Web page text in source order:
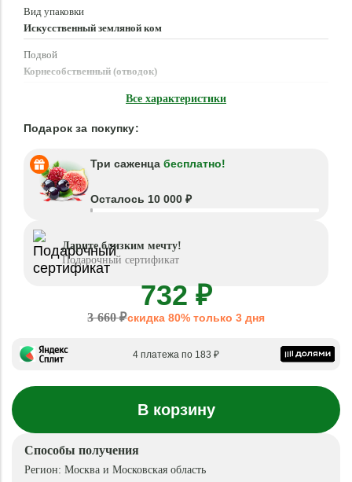
Вид упаковки
Искусственный земляной ком
Подвой
Корнесобственный (отводок)
Все характеристики
Подарок за покупку:
Три саженца бесплатно!
Осталось 10 000 ₽
Дарите близким мечту!
Подарочный сертификат
732 ₽
3 660 ₽скидка 80% только 3 дня
4 платежа по 183 ₽
В корзину
Способы получения
Регион: Москва и Московская область